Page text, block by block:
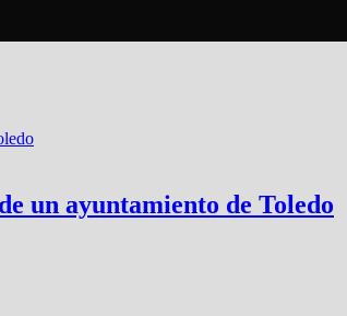
un ayuntamiento de Toledo